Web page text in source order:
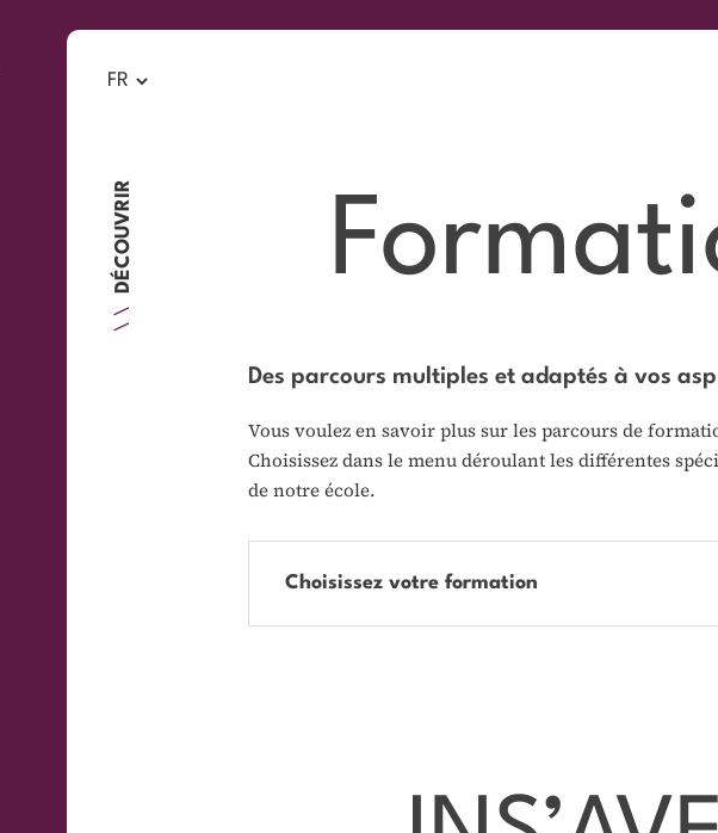
DÉCOUVRIR
Des parcours multiples et adaptés à vos
Vous voulez en savoir plus sur les parcours de
Choisissez dans le menu déroulant les différentes
de notre école.
Choisissez votre formation